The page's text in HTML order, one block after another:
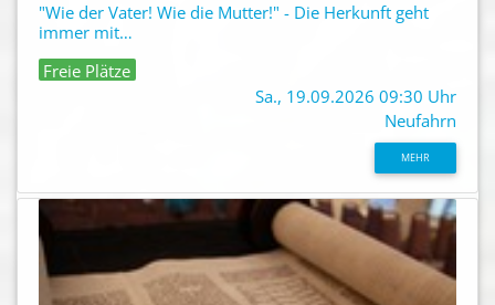
"Wie der Vater! Wie die Mutter!" - Die Herkunft geht
immer mit…
Freie Plätze
Sa., 19.09.2026 09:30 Uhr
Neufahrn
MEHR